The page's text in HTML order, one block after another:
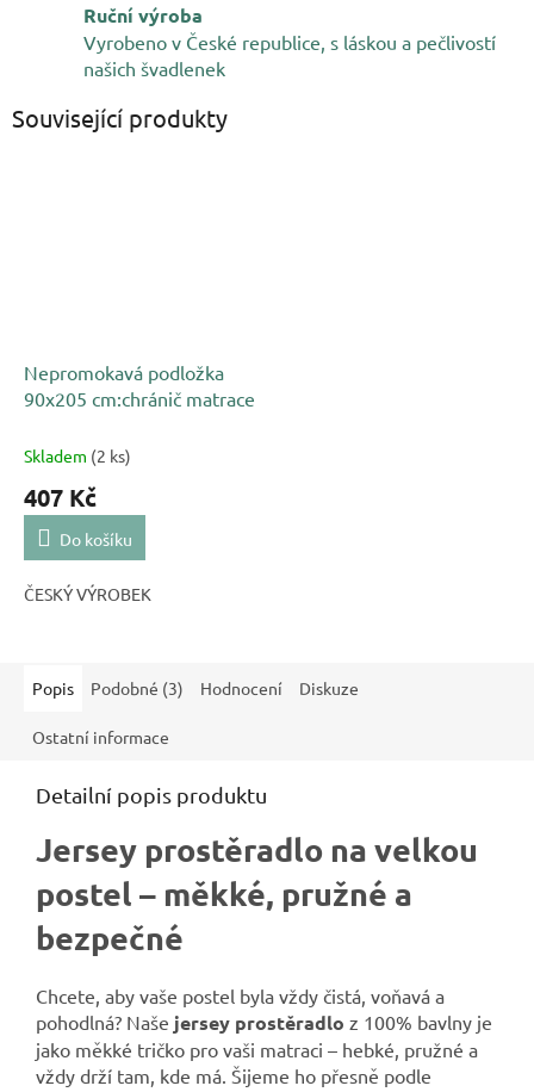
Ruční výroba
Vyrobeno v České republice, s láskou a pečlivostí
našich švadlenek
Související produkty
Nepromokavá podložka
90x205 cm:chránič matrace
Skladem (2 ks)
407 Kč
Do košíku
ČESKÝ VÝROBEK
Popis Podobné (3) Hodnocení Diskuze
Ostatní informace
Detailní popis produktu
Jersey prostěradlo na velkou
postel – měkké, pružné a
bezpečné
Chcete, aby vaše postel byla vždy čistá, voňavá a
pohodlná? Naše jersey prostěradlo z 100% bavlny je
jako měkké tričko pro vaši matraci – hebké, pružné a
vždy drží tam, kde má. Šijeme ho přesně podle